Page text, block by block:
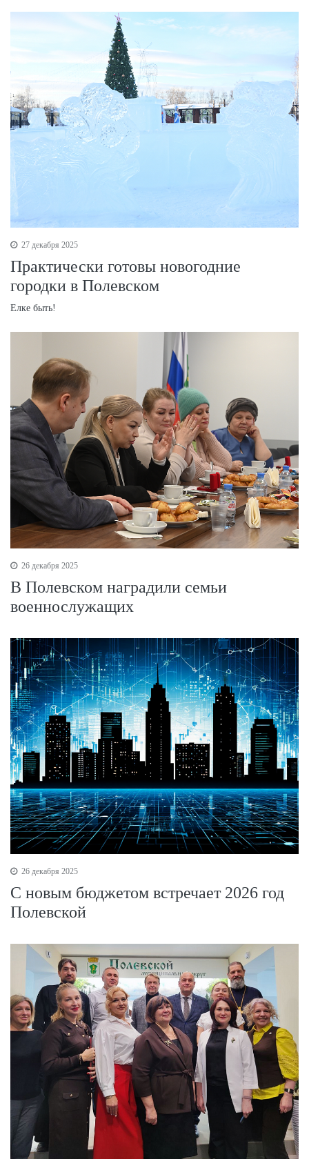
27 декабря 2025
Практически готовы новогодние
городки в Полевском
Елке быть!
26 декабря 2025
В Полевском наградили семьи
военнослужащих
26 декабря 2025
С новым бюджетом встречает 2026 год
Полевской